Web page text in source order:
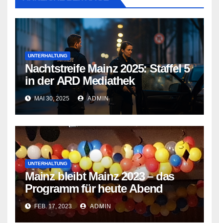
UNTERHALTUNG
Nachtstreife Mainz 2025: Staffel 5
in der ARD Mediathek
MAI 30, 2025 ADMIN
UNTERHALTUNG
Mainz bleibt Mainz 2023 – das
Programm für heute Abend
FEB. 17, 2023 ADMIN